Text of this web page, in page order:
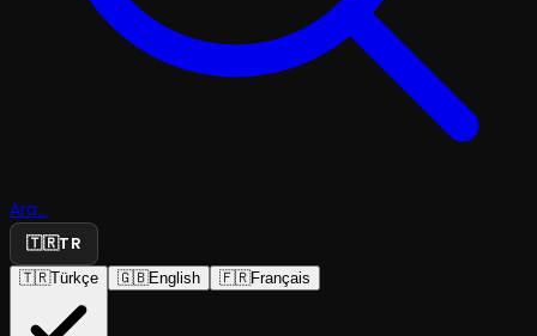
Ara...
🇹🇷TR
🇹🇷Türkçe 🇬🇧English 🇫🇷Français